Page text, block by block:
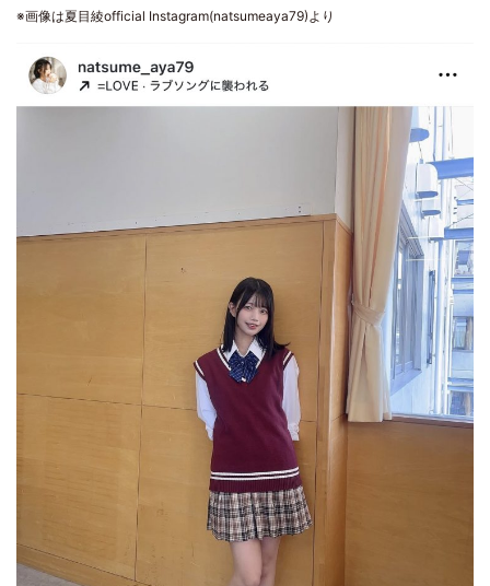
※画像は夏目綾official Instagram(natsumeaya79)より